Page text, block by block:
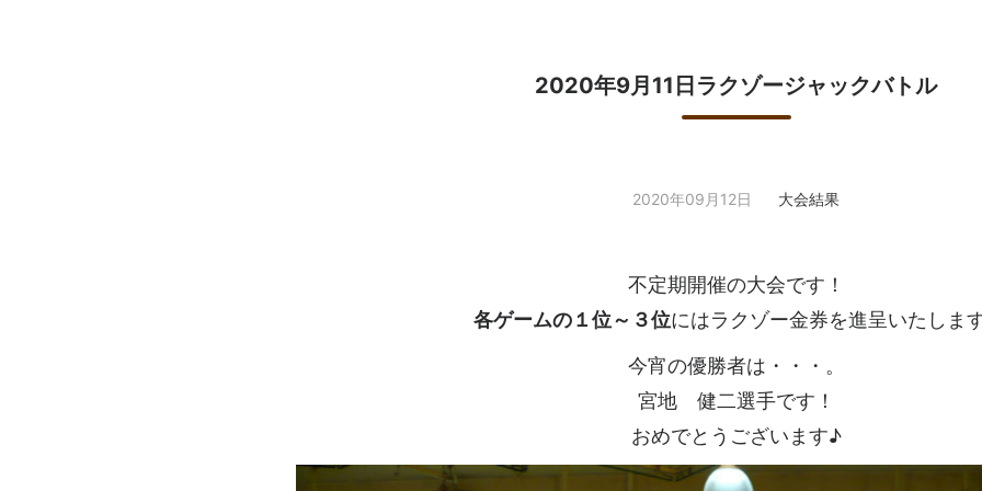
2020年9月11日ラクゾージャックバトル
2020年09月12日 大会結果
不定期開催の大会です！
各ゲームの１位～３位にはラクゾー金券を進呈いたしま
今宵の優勝者は・・・。
宮地 健二選手です！
おめでとうございます♪